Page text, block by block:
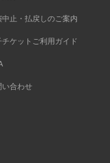
中止・払戻しのご案内
チケットご利用ガイド
い合わせ